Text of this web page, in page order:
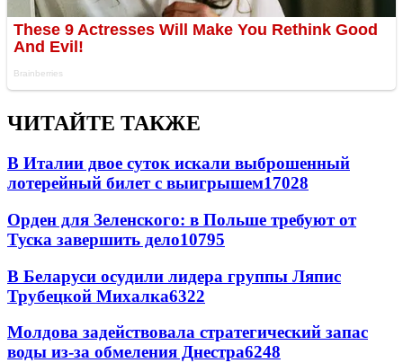
ЧИТАЙТЕ ТАКЖЕ
В Италии двое суток искали выброшенный
лотерейный билет с выигрышем17028
Орден для Зеленского: в Польше требуют от
Туска завершить дело10795
В Беларуси осудили лидера группы Ляпис
Трубецкой Михалка6322
Молдова задействовала стратегический запас
воды из-за обмеления Днестра6248